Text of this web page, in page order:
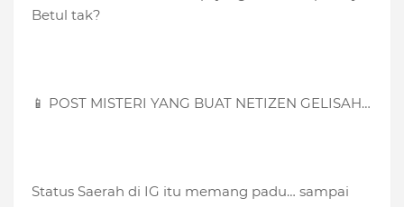
Betul tak?
📱 POST MISTERI YANG BUAT NETIZEN GELISAH…
Status Saerah di IG itu memang padu… sampai